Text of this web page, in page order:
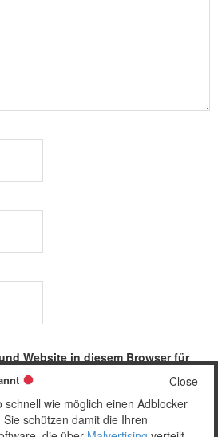
Website in diesem Browser für
speichern.
Close
schnell wie möglich einen Adblocker
schützen damit die Ihren